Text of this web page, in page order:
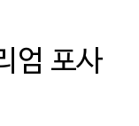
엄 포사